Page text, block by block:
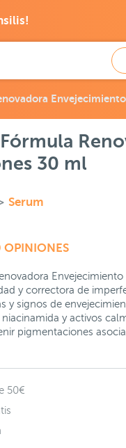
30 ml
Serum
OPINIONES
y correctora de
y signos de
y activos
pigmentaciones
50€